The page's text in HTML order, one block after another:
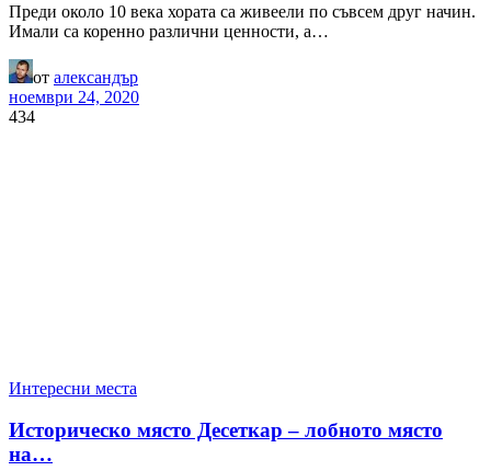
Преди около 10 века хората са живеели по съвсем друг начин.
Имали са коренно различни ценности, а…
от александър
ноември 24, 2020
434
Интересни места
Историческо място Десеткар – лобното място
на…